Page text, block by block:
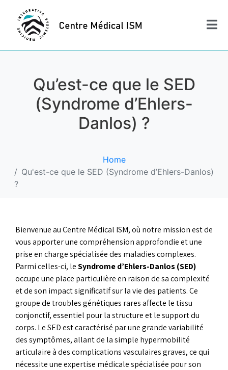
Qu’est-ce que le SED
(Syndrome d’Ehlers-
Danlos) ?
Home
Qu'est-ce que le SED (Syndrome d’Ehlers-Danlos)
?
Bienvenue au Centre Médical ISM, où notre mission est de
vous apporter une compréhension approfondie et une
prise en charge spécialisée des maladies complexes.
Parmi celles-ci, leSyndrome d’Ehlers-Danlos (SED)
occupe une place particulière en raison de sa complexité
et de son impact significatif sur la vie des patients. Ce
groupe de troubles génétiques rares affecte le tissu
conjonctif, essentiel pour la structure et le support du
corps. Le SED est caractérisé par une grande variabilité
des symptômes, allant de la simple hypermobilité
articulaire à des complications vasculaires graves, ce qui
nécessite une expertise médicale spécialisée pour son